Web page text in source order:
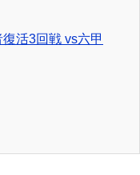
活3回戦 vs六甲